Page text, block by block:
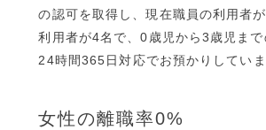
の認可を取得し、現在職員の利用者
利用者が4名で、0歳児から3歳児まで
24時間365日対応でお預かりしていま
女性の離職率0%